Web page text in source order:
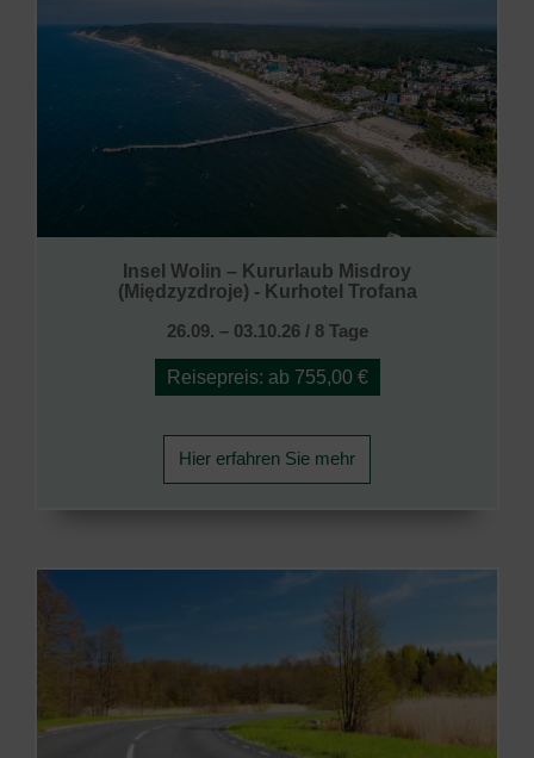
Insel Wolin – Kururlaub Misdroy
(Międzyzdroje) - Kurhotel Trofana
26.09. – 03.10.26 / 8 Tage
Reisepreis: ab 755,00 €
Hier erfahren Sie mehr